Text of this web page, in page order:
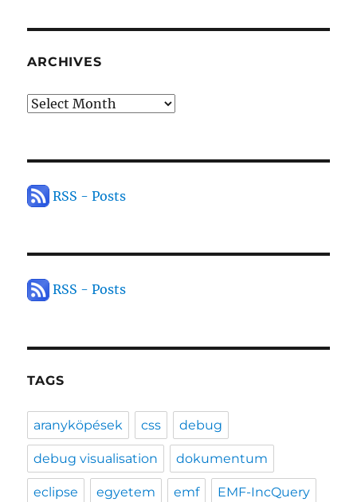
ARCHIVES
Archives
RSS - Posts
RSS - Posts
TAGS
aranyköpések css debug
debug visualisation dokumentum
eclipse egyetem emf EMF-IncQuery